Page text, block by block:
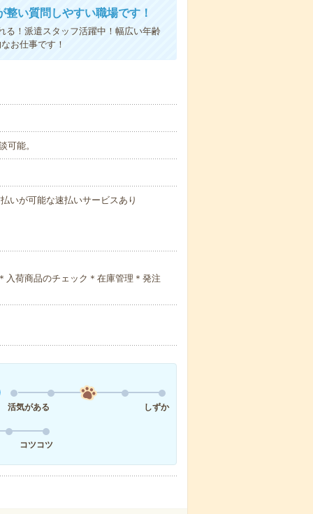
い質問しやすい職場です！
る！派遣スタッフ活躍中！幅広い年齢
お仕事です！
能。
が可能な速払いサービスあり
入荷商品のチェック＊在庫管理＊発注
活気がある しずか
コツコツ